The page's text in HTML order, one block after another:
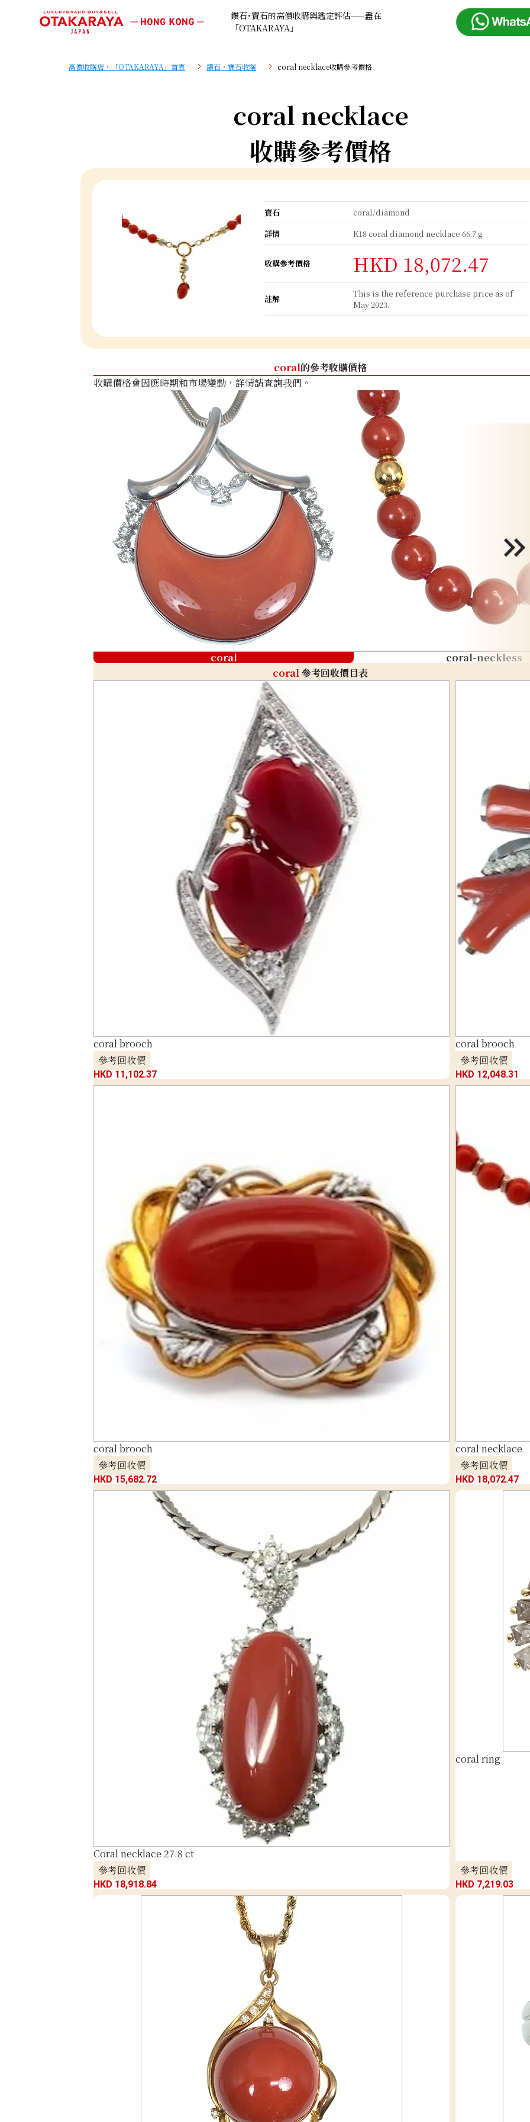
鑽石･寶石的高價收購與鑑定評估——盡在
「OTAKARAYA」
高價收購店・「OTAKARAYA」首頁 鑽石・寶石收購 coral necklace收購參考價格
coral necklace
收購參考價格
寶石
coral/diamond
詳情
K18 coral diamond necklace 66.7 g
收購參考價格 HKD 18,072.47
註解
This is the reference purchase price as of
May 2023.
coral的參考收購價格
收購價格會因應時期和市場變動，詳情請查詢我們。
coral
coral-neckless
coral參考回收價目表
coral brooch
參考回收價
HKD 11,102.37
coral brooch
參考回收價
HKD 12,048.31
coral brooch
參考回收價
HKD 15,682.72
coral necklace
參考回收價
HKD 18,072.47
Coral necklace 27.8 ct
參考回收價
HKD 18,918.84
coral ring
參考回收價
HKD 7,219.03